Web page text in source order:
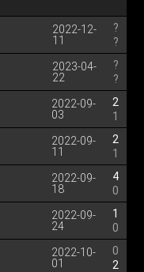
2022-12-
11
?
?
2023-04-
22
?
?
2022-09-
03
2
1
2022-09-
11
2
1
2022-09-
18
4
0
2022-09-
24
1
0
2022-10-
01
0
2